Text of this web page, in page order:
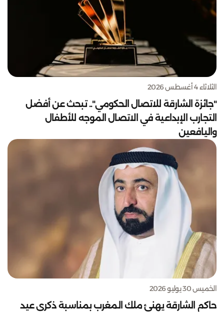
الثلاثاء 4 أغسطس 2026
"جائزة الشارقة للاتصال الحكومي".. تبحث عن أفضل
التجارب الإبداعية في الاتصال الموجه للأطفال
واليافعين
الخميس 30 يوليو 2026
حاكم الشارقة يهنئ ملك المغرب بمناسبة ذكرى عيد